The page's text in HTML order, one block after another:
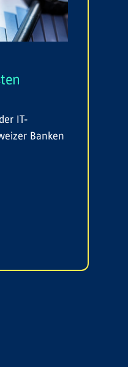
IT-
Banken